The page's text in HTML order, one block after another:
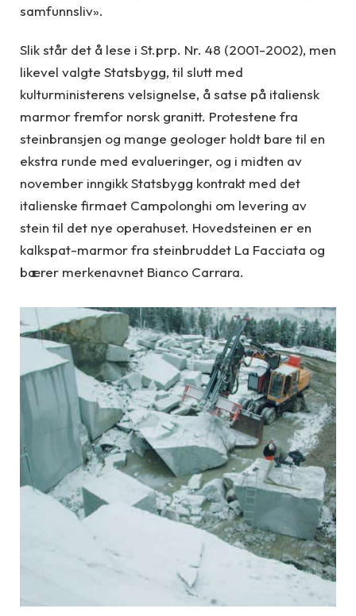
samfunnsliv».
Slik står det å lese i St.prp. Nr. 48 (2001-2002), men
likevel valgte Statsbygg, til slutt med
kulturministerens velsignelse, å satse på italiensk
marmor fremfor norsk granitt. Protestene fra
steinbransjen og mange geologer holdt bare til en
ekstra runde med evalueringer, og i midten av
november inngikk Statsbygg kontrakt med det
italienske firmaet Campolonghi om levering av
stein til det nye operahuset. Hovedsteinen er en
kalkspat-marmor fra steinbruddet La Facciata og
bærer merkenavnet Bianco Carrara.